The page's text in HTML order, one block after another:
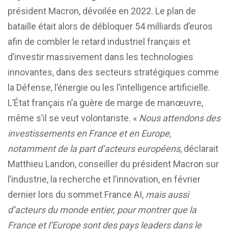
président Macron, dévoilée en 2022. Le plan de
bataille était alors de débloquer 54 milliards d’euros
afin de combler le retard industriel français et
d’investir massivement dans les technologies
innovantes, dans des secteurs stratégiques comme
la Défense, l’énergie ou les l’intelligence artificielle.
L’État français n’a guère de marge de manœuvre,
même s’il se veut volontariste. « Nous attendons des
investissements en France et en Europe,
notamment de la part d’acteurs européens, déclarait
Matthieu Landon, conseiller du président Macron sur
l’industrie, la recherche et l’innovation, en février
dernier lors du sommet France AI, mais aussi
d’acteurs du monde entier, pour montrer que la
France et l’Europe sont des pays leaders dans le